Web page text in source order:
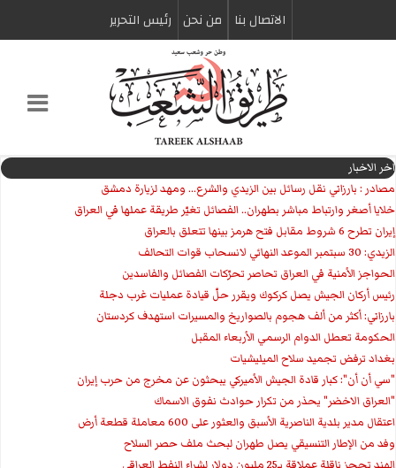
الاتصال بنا من نحن رئیس التحریر
اخر الاخبار
مصادر : بارزاني نقل رسائل بين الزيدي والشرع... ومهد لزيارة دمشق
خلايا أصغر وارتباط مباشر بطهران.. الفصائل تغيّر طريقة عملها في العراق
إيران تطرح 6 شروط مقابل فتح هرمز بينها تتعلق بالعراق
الزيدي: 30 سبتمبر الموعد النهائي لانسحاب قوات التحالف
الحواجز الأمنية في العراق تحاصر تحرّكات الفصائل والفاسدين
رئيس أركان الجيش يصل كركوك ويقرر حلّ قيادة عمليات غرب دجلة
بارزاني: أكثر من ألف هجوم بالصواريخ والمسيرات استهدف كردستان
الحكومة تعطل الدوام الرسمي الأربعاء المقبل
بغداد ترفض تجميد سلاح الميليشيات
"سي أن أن": كبار قادة الجيش الأميركي يبحثون عن مخرج من حرب إيران
"العراق الاخضر" يحذر من تكرار حوادث نفوق الاسماك
اعتقال مدير بلدية الناصرية الأسبق والعثور على 600 معاملة قطعة أرض
وفد من الإطار التنسيقي يصل طهران لبحث ملف حصر السلاح